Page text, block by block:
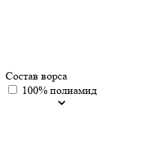
Состав ворса
100% полиамид